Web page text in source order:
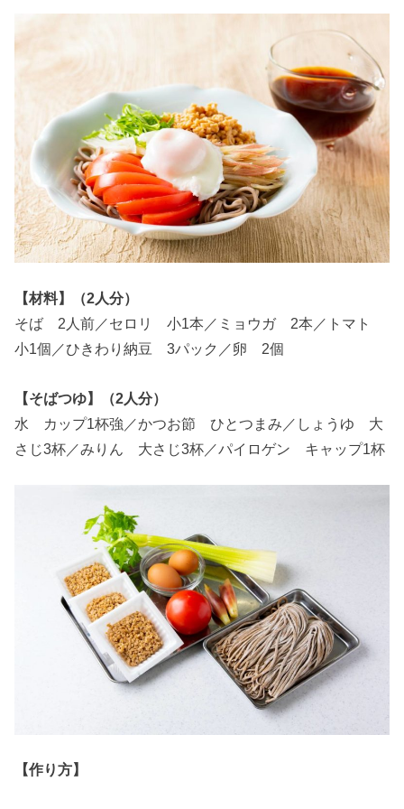
【材料】（2人分）
そば 2人前／セロリ 小1本／ミョウガ 2本／トマト
小1個／ひきわり納豆 3パック／卵 2個
【そばつゆ】（2人分）
水 カップ1杯強／かつお節 ひとつまみ／しょうゆ 大
さじ3杯／みりん 大さじ3杯／パイロゲン キャップ1杯
【作り方】